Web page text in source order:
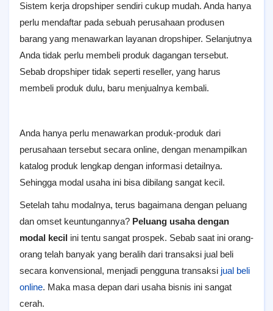
Sistem kerja dropshiper sendiri cukup mudah. Anda hanya
perlu mendaftar pada sebuah perusahaan produsen
barang yang menawarkan layanan dropshiper. Selanjutnya
Anda tidak perlu membeli produk dagangan tersebut.
Sebab dropshiper tidak seperti reseller, yang harus
membeli produk dulu, baru menjualnya kembali.
Anda hanya perlu menawarkan produk-produk dari
perusahaan tersebut secara online, dengan menampilkan
katalog produk lengkap dengan informasi detailnya.
Sehingga modal usaha ini bisa dibilang sangat kecil.
Setelah tahu modalnya, terus bagaimana dengan peluang
dan omset keuntungannya? Peluang usaha dengan
modal kecil ini tentu sangat prospek. Sebab saat ini orang-
orang telah banyak yang beralih dari transaksi jual beli
secara konvensional, menjadi pengguna transaksi jual beli
online. Maka masa depan dari usaha bisnis ini sangat
cerah.